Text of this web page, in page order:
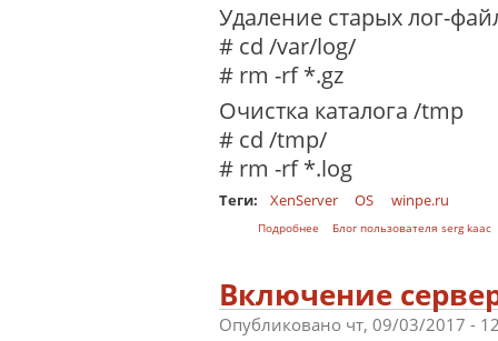
Удаление старых лог-
# cd /var/log/
# rm -rf *.gz
Очистка каталога /tmp
# cd /tmp/
# rm -rf *.log
Теги: XenServer OS winpe.ru
Подробнее о XenServer: скрипт очистки
Блог пользователя serg kaac
Включение
Опубликовано чт, 09/03/2017 -